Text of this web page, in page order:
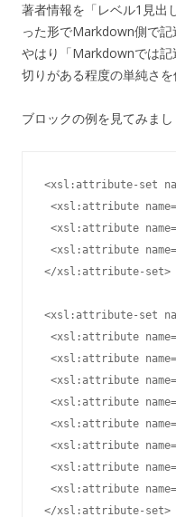
著者情報を「レベル1見出
った形でMarkdown側で記
やはり「Markdownでは記
切りがある程度の単純さを
ブロックの例を見てみまし
<xsl:attribute-set
<xsl:attribute
<xsl:attribute
<xsl:attribute
</xsl:attribute-set>
<xsl:attribute-set
<xsl:attribute
<xsl:attribute
<xsl:attribute
<xsl:attribute
<xsl:attribute
<xsl:attribute
<xsl:attribute
<xsl:attribute
</xsl:attribute-set>